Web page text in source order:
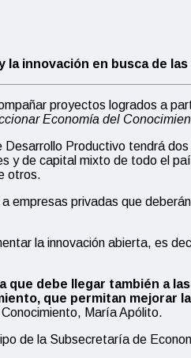
la innovación en busca de
proyectos logrados a
Economía del
Desarrollo Productivo tendrá
y de capital mixto de todo el
otros.
empresas privadas que
la innovación abierta, es
que debe llegar también a
que permitan mejorar
María Apólito.
de la Subsecretaría de